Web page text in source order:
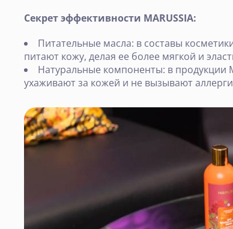
Секрет эффективности MARUSSIA:
Питательные масла: в составы
питают кожу, делая ее более мягкой и
Натуральные компоненты: в продукции
ухаживают за кожей и не вызывают